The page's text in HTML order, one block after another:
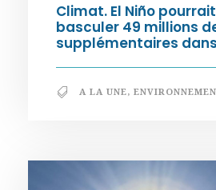
Climat. El Niño
basculer 49 millions
supplémentaires
A LA UNE,